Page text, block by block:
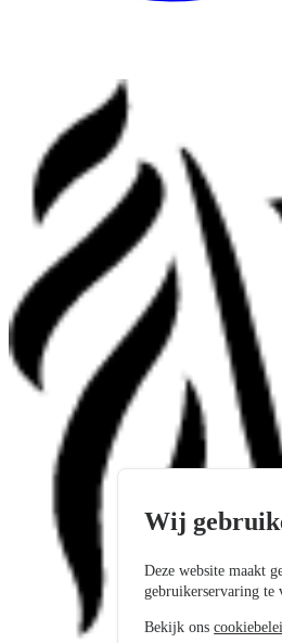
Wij
Deze website maakt
gebruikerservaring te
Bekijk ons